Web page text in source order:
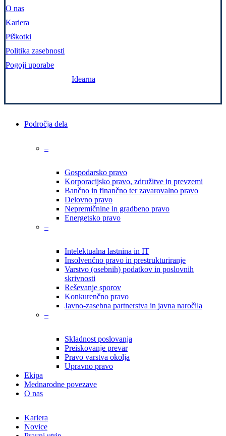
O nas
Kariera
Piškotki
Politika zasebnosti
Pogoji uporabe
Idearna
Close
Področja dela
–
Gospodarsko pravo
Korporacijsko pravo, združitve in prevzemi
Bančno in finančno ter zavarovalno pravo
Delovno pravo
Nepremičnine in gradbeno pravo
Energetsko pravo
–
Intelektualna lastnina in IT
Insolvenčno pravo in prestrukturiranje
Varstvo (osebnih) podatkov in poslovnih
skrivnosti
Reševanje sporov
Konkurenčno pravo
Javno-zasebna partnerstva in javna naročila
–
Skladnost poslovanja
Preiskovanje prevar
Pravo varstva okolja
Upravno pravo
Ekipa
Mednarodne povezave
O nas
Kariera
Novice